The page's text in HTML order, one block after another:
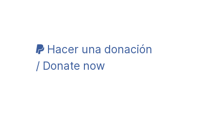
Hacer una donación
/ Donate now